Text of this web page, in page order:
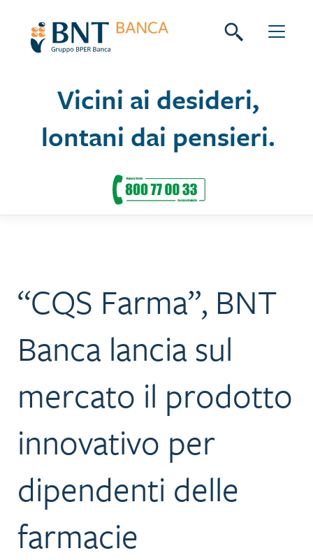
Vicini ai desideri,
lontani dai pensieri.
Seguici su:
“CQS Farma”, BNT
Banca lancia sul
mercato il prodotto
innovativo per
dipendenti delle
farmacie